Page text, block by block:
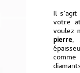
Il
votre
voulez
pierre,